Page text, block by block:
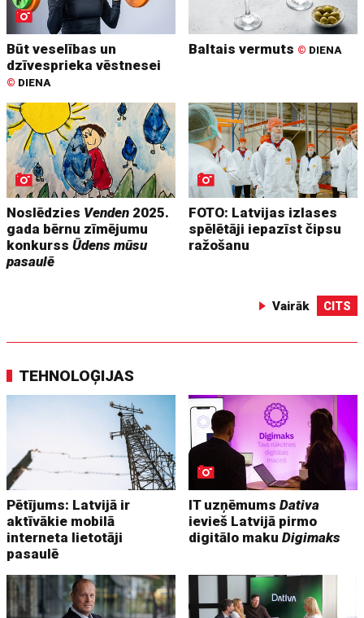
Būt veselības un
dzīvesprieka vēstnesei
© DIENA
Baltais vermuts © DIENA
Noslēdzies Venden 2025.
gada bērnu zīmējumu
konkurssŪdens mūsu
pasaulē
FOTO: Latvijas izlases
spēlētāji iepazīst čipsu
ražošanu
Vairāk CITS
TEHNOLOĢIJAS
Pētījums: Latvijā ir
aktīvākie mobilā
interneta lietotāji
pasaulē
IT uzņēmumsDativa
ievieš Latvijā pirmo
digitālo makuDigimaks